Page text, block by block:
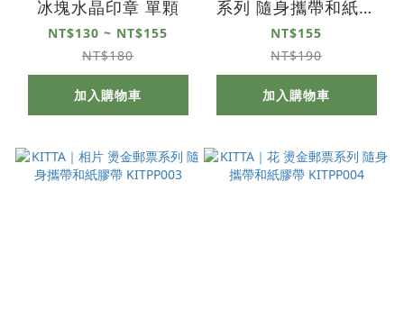
冰塊水晶印章 單顆
NT$130 ~ NT$155
NT$180
加入購物車
系列 隨身攜帶和紙膠
帶 KITPP002
NT$155
NT$190
加入購物車